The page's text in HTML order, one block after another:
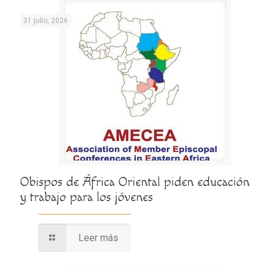
31 julio, 2026
Obispos de África Oriental piden educación
y trabajo para los jóvenes
Leer más